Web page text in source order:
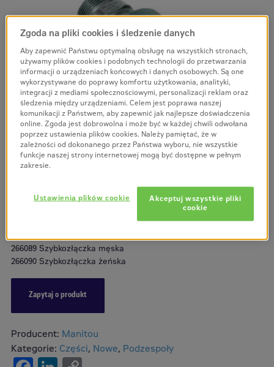
Szybkozłączki
hydrauliczne (266089,
266089 Szybkozłączka męska
266090 Szybkozłączka żeńska
Zapytaj o produkt
Producent: Manitou
Kategorie: Części, Nowe, Podzespoły
Zgoda na pliki cookies i śledzenie danych
Aby zapewnić Państwu optymalną obsługę na wszystkich stronach,
używamy plików cookies i podobnych technologii do przetwarzania
informacji o urządzeniach końcowych i danych osobowych. Są one
wykorzystywane do poprawy komfortu użytkowania, analityki,
integracji z mediami społecznościowymi, personalizacji reklam oraz
śledzenia między urządzeniami. Celem jest poprawa naszej
komunikacji z Państwem, aby zapewnić jak najlepsze doświadczenia
online. Zgoda jest dobrowolna i może być w każdej chwili odwołana
poprzez ustawienia plików cookies. Należy pamiętać, że w
zależności od dokonanego przez Państwa wyboru, nie wszystkie
funkcje naszej strony internetowej mogą być dostępne w pełnym
zakresie.
Akceptuj wszystkie pliki
cookie
Ustawienia plików cookie